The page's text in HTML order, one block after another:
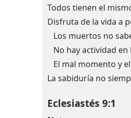
Todos tienen el
Disfruta de la vida a
Los muertos no
No hay actividad en
El mal momento y
La sabiduría no
Eclesiastés 9:1